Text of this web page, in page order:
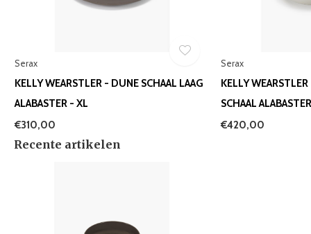
Serax
KELLY WEARSTLER - DUNE SCHAAL LAAG
ALABASTER - XL
€310,00
Serax
KELLY
SCHAAL
€420,00
Recente artikelen